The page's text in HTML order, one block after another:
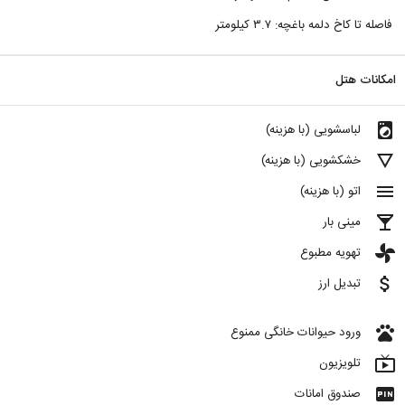
فاصله تا کاخ دلمه باغچه: ۳.۷ کیلومتر
امکانات هتل
local_laundry_service لباسشویی (با هزینه)
details خشکشویی (با هزینه)
menu اتو (با هزینه)
local_bar مینی بار
toys تهویه مطبوع
attach_money تبدیل ارز
pets ورود حیوانات خانگی ممنوع
live_tv تلویزیون
fiber_pin صندوق امانات